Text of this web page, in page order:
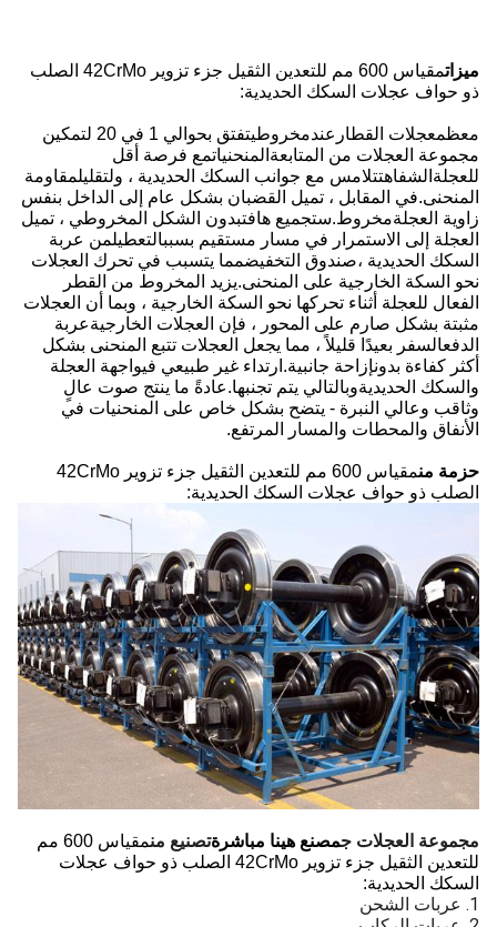
ميزات
مقياس 600 مم للتعدين الثقيل جزء تزوير 42CrMo الصلب
ذو حواف عجلات السكك الحديدية:
معظمعجلات القطار عندمخروطي
تفتق بحوالي 1 في 20 لتمكين
مجموعة العجلات من المتابعةالمنحنياتمع فرصة أقل
للعجلةالشفاهتتلامس مع جوانب السكك الحديدية ، ولتقليلمقاومة
المنحنى.في المقابل ، تميل القضبان بشكل عام إلى الداخل بنفس
زاوية العجلةمخروط.ستجميع هافتبدون الشكل المخروطي ، تميل
العجلة إلى الاستمرار في مسار مستقيم بسببالتعطيلمن عربة
السكك الحديدية ،صندوق التخفيضمما يتسبب في تحرك العجلات
نحو السكة الخارجية على المنحنى.يزيد المخروط من القطر
الفعال للعجلة أثناء تحركها نحو السكة الخارجية ، وبما أن العجلات
مثبتة بشكل صارم على المحور ، فإن العجلات الخارجيةعربة
الدفعالسفر بعيدًا قليلاً ، مما يجعل العجلات تتبع المنحنى بشكل
أكثر كفاءة بدونإزاحة جانبية.ارتداء غير طبيعي فيواجهة العجلة
والسكك الحديديةوبالتالي يتم تجنبها.عادةً ما ينتج صوت عالٍ
وثاقب وعالي النبرة - يتضح بشكل خاص على المنحنيات في
الأنفاق والمحطات والمسار المرتفع.
حزمة من
مقياس 600 مم للتعدين الثقيل جزء تزوير 42CrMo
الصلب ذو حواف عجلات السكك الحديدية:
مجموعة العجلات جمصنع هينا مباشرةتصنيع من
مقياس 600 مم
للتعدين الثقيل جزء تزوير 42CrMo الصلب ذو حواف عجلات
السكك الحديدية:
1. عربات الشحن